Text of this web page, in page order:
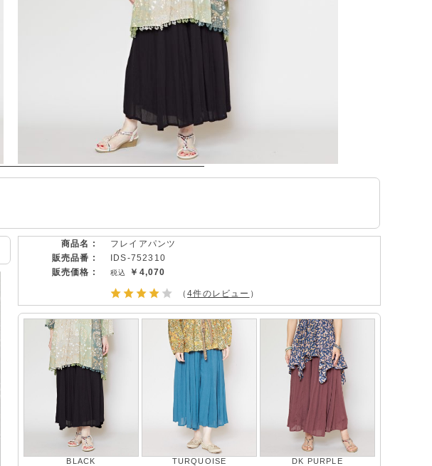
商品名 :
フレイアパンツ
販売品番 :
IDS-752310
販売価格 :
￥4,070
（4件のレビュー ）
BLACK
TURQUOISE
DK PURPLE